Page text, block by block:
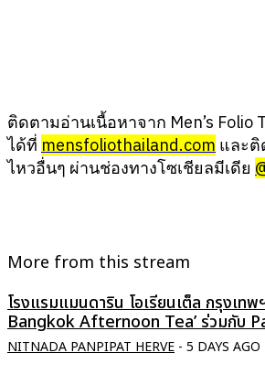
ติดตามอ่านเนื้อหาจาก Men’s Folio
ได้ที่ mensfoliothailand.com และติ
ไหวอื่นๆ ผ่านช่องทางโซเชียลมีเดีย
More from this stream
โรงแรมแมนดาริน โอเรียนเต็ล กรุงเท
Bangkok Afternoon Tea’ ร่วมกับ
NITNADA PANPIPAT HERVE - 5 DAYS AGO